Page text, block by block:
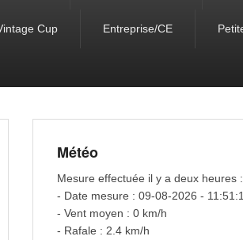
Cup Entreprise/CE
Météo
Mesure effectuée il y a deux heures :
- Date mesure : 09-08-2026 -
- Vent moyen : 0 km/h
- Rafale : 2.4 km/h